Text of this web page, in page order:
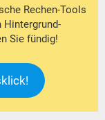
Rechen-Tools
Hintergrund-
Sie fündig!